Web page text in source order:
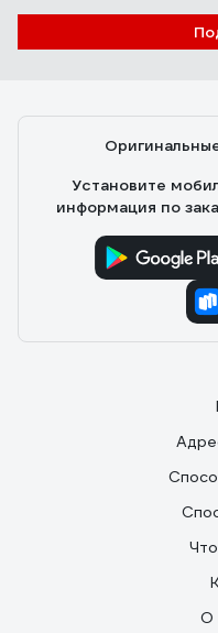
200
Установите
информация по
О